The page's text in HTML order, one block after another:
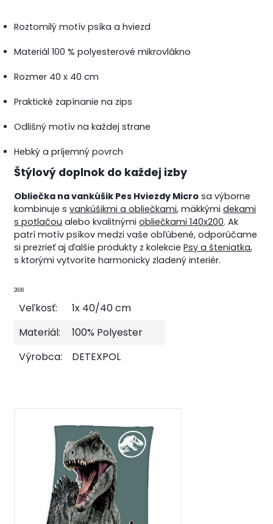
Roztomilý motív psíka a hviezd
Materiál 100 % polyesterové mikrovlákno
Rozmer 40 x 40 cm
Praktické zapínanie na zips
Odlišný motív na každej strane
Hebký a príjemný povrch
Štýlový doplnok do každej izby
Obliečka na vankúšik Pes Hviezdy Micro sa výborne
kombinuje svankúšikmi a obliečkami, mäkkýmidekami
s potlačou alebo kvalitnýmiobliečkami 140x200. Ak
patrí motív psíkov medzi vaše obľúbené, odporúčame
si prezrieť aj ďalšie produkty z kolekciePsy a šteniatka,
s ktorými vytvoríte harmonicky zladený interiér.
2608
Veľkosť:
1x 40/40 cm
Materiál:
100% Polyester
Výrobca:
DETEXPOL